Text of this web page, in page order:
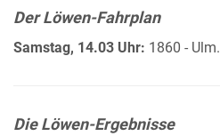
Der Löwen-Fahrplan
Samstag, 14.03 Uhr: 1860 - Ulm.
Die Löwen-Ergebnisse